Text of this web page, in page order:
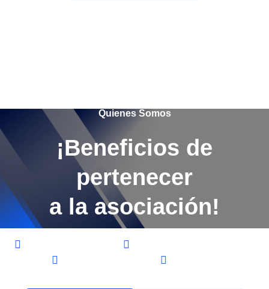
Quienes Somos
¡Beneficios de
pertenecer
a la asociación!